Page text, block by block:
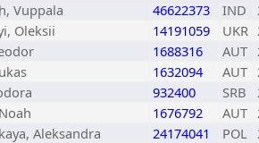
Vuppala 46622373 IND
Oleksii 14191059 UKR
1688316 AUT
1632094 AUT
932400 SRB
1676792 AUT
Aleksandra 24174041 POL